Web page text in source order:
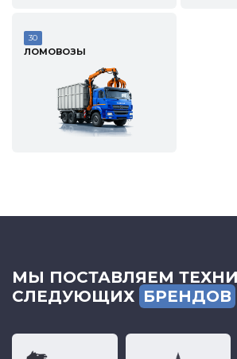
30
ЛОМОВОЗЫ
МЫ ПОСТАВЛЯЕМ
СЛЕДУЮЩИХ БРЕНДОВ